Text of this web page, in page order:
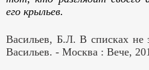
его крыльев.
Васильев, Б.Л. В списках не
Васильев. - Москва : Вече,